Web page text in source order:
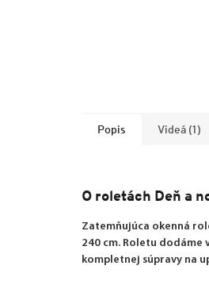
Popis Videá (1)
O roletách Deň a
Zatemňujúca okenná
240 cm. Roletu dodáme
kompletnej súpravy na